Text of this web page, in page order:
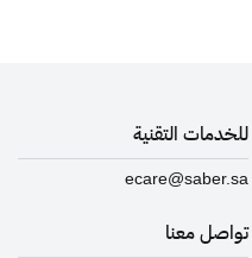
للخدمات التقنية
ecare@saber.sa
تواصل معنا